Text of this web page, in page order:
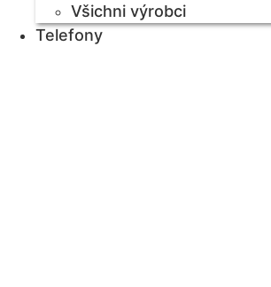
Všichni výrobci
Telefony